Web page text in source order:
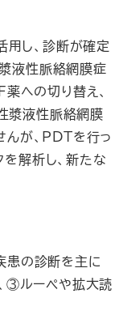
し、診断が確定
液性脈絡網膜症
への切り替え、
漿液性脈絡網膜
んが、PDTを行っ
解析し、新たな
患の診断を主に
③ルーペや拡大読